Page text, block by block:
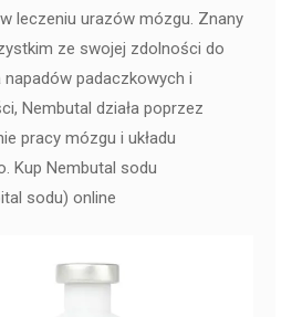
leczeniu urazów mózgu. Znany
ze swojej zdolności do
napadów padaczkowych i
Nembutal działa poprzez
pracy mózgu i układu
Kup Nembutal sodu
sodu) online